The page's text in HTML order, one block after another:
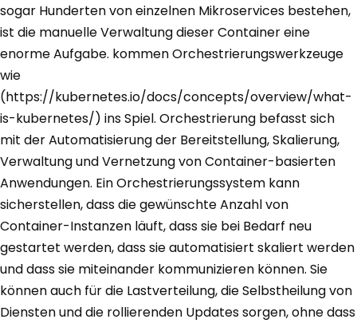
sogar Hunderten von einzelnen Mikroservices bestehen,
ist die manuelle Verwaltung dieser Container eine
enorme Aufgabe. kommen Orchestrierungswerkzeuge
wie
(https://kubernetes.io/docs/concepts/overview/what-
is-kubernetes/) ins Spiel. Orchestrierung befasst sich
mit der Automatisierung der Bereitstellung, Skalierung,
Verwaltung und Vernetzung von Container-basierten
Anwendungen. Ein Orchestrierungssystem kann
sicherstellen, dass die gewünschte Anzahl von
Container-Instanzen läuft, dass sie bei Bedarf neu
gestartet werden, dass sie automatisiert skaliert werden
und dass sie miteinander kommunizieren können. Sie
können auch für die Lastverteilung, die Selbstheilung von
Diensten und die rollierenden Updates sorgen, ohne dass